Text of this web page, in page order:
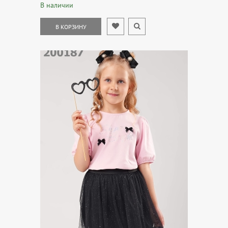
В наличии
В КОРЗИНУ